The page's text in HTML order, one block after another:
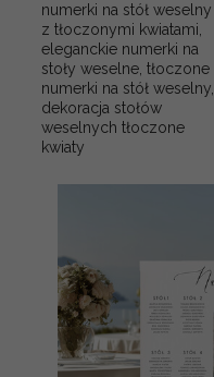
numerki na stół weselny
z tłoczonymi kwiatami,
eleganckie numerki na
stoły weselne, tłoczone
numerki na stół weselny,
dekoracja stołów
weselnych tłoczone
kwiaty